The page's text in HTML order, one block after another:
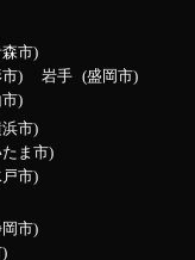
市
市 岩手
盛岡市
市
たま市
市
市